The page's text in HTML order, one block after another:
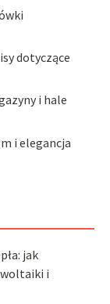
dotyczące
i hale
i elegancja
jak
i